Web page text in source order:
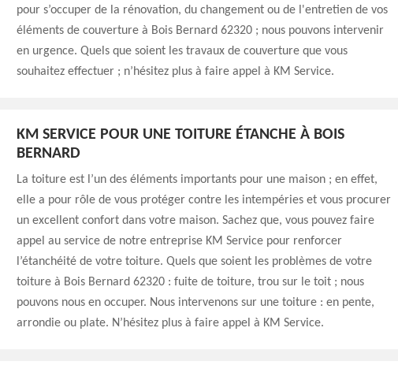
pour s’occuper de la rénovation, du changement ou de l'entretien de vos
éléments de couverture à Bois Bernard 62320 ; nous pouvons intervenir
en urgence. Quels que soient les travaux de couverture que vous
souhaitez effectuer ; n’hésitez plus à faire appel à KM Service.
KM SERVICE POUR UNE TOITURE ÉTANCHE À BOIS
BERNARD
La toiture est l’un des éléments importants pour une maison ; en effet,
elle a pour rôle de vous protéger contre les intempéries et vous procurer
un excellent confort dans votre maison. Sachez que, vous pouvez faire
appel au service de notre entreprise KM Service pour renforcer
l’étanchéité de votre toiture. Quels que soient les problèmes de votre
toiture à Bois Bernard 62320 : fuite de toiture, trou sur le toit ; nous
pouvons nous en occuper. Nous intervenons sur une toiture : en pente,
arrondie ou plate. N’hésitez plus à faire appel à KM Service.